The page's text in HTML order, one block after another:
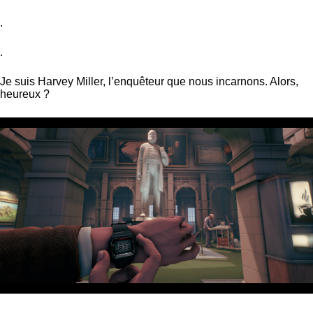
.
.
Je suis Harvey Miller, l’enquêteur que nous incarnons. Alors,
heureux ?